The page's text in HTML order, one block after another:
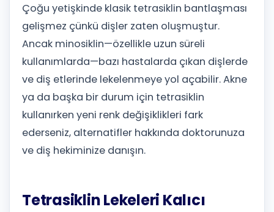
Çoğu yetişkinde klasik tetrasiklin bantlaşması
gelişmez çünkü dişler zaten oluşmuştur.
Ancak minosiklin—özellikle uzun süreli
kullanımlarda—bazı hastalarda çıkan dişlerde
ve diş etlerinde lekelenmeye yol açabilir. Akne
ya da başka bir durum için tetrasiklin
kullanırken yeni renk değişiklikleri fark
ederseniz, alternatifler hakkında doktorunuza
ve diş hekiminize danışın.
Tetrasiklin Lekeleri Kalıcı